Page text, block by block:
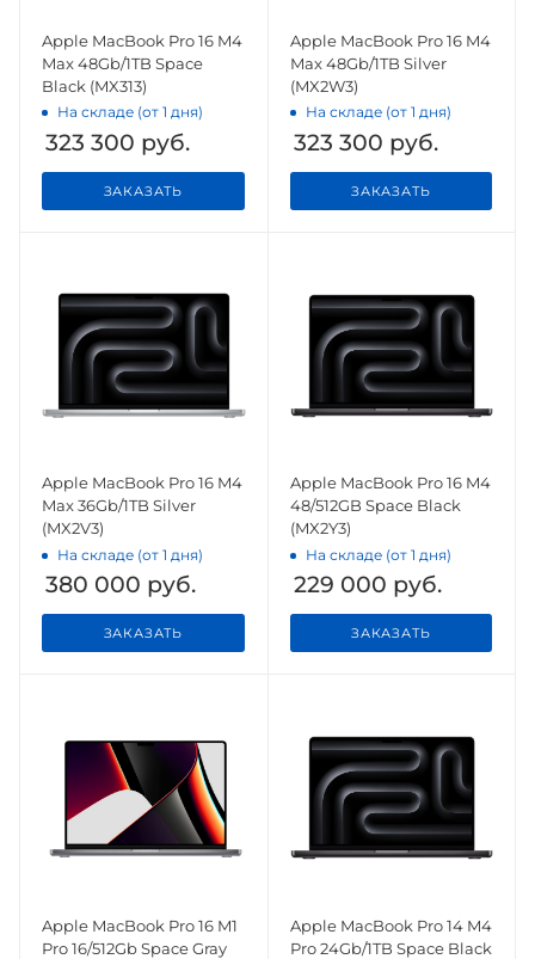
Apple MacBook Pro 16 M4
Max 48Gb/1TB Space
Black (MX313)
На складе (от 1 дня)
323 300 руб.
ЗАКАЗАТЬ
Apple MacBook Pro 16 M4
Max 48Gb/1TB Silver
(MX2W3)
На складе (от 1 дня)
323 300 руб.
ЗАКАЗАТЬ
Apple MacBook Pro 16 M4
Max 36Gb/1TB Silver
(MX2V3)
На складе (от 1 дня)
380 000 руб.
ЗАКАЗАТЬ
Apple MacBook Pro 16 M4
48/512GB Space Black
(MX2Y3)
На складе (от 1 дня)
229 000 руб.
ЗАКАЗАТЬ
Apple MacBook Pro 16 M1
Pro 16/512Gb Space Gray
Apple MacBook Pro 14 M4
Pro 24Gb/1TB Space Black